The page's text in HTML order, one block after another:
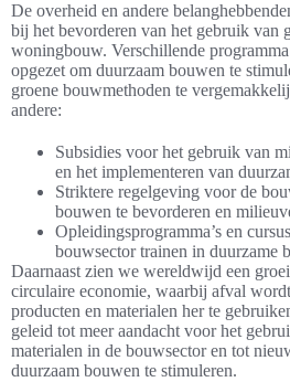
De overheid en andere
bij het bevorderen van het gebruik van
woningbouw. Verschillende
opgezet om duurzaam bouwen te
groene bouwmethoden te
andere:
Subsidies voor het gebruik van
en het implementeren van
Striktere regelgeving voor de
bouwen te bevorderen en
Opleidingsprogramma’s en
bouwsector trainen in duurzame
Daarnaast zien we wereldwijd een
circulaire economie, waarbij afval
producten en materialen her te
geleid tot meer aandacht voor het
materialen in de bouwsector en tot
duurzaam bouwen te stimuleren.